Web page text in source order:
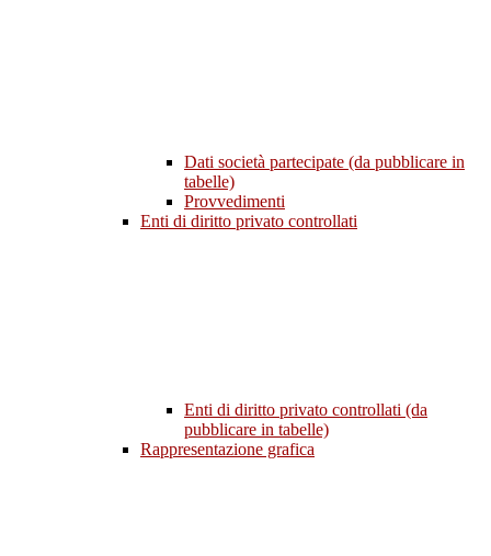
Dati società partecipate (da pubblicare in
tabelle)
Provvedimenti
Enti di diritto privato controllati
Enti di diritto privato controllati (da
pubblicare in tabelle)
Rappresentazione grafica